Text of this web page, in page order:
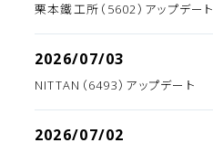
栗本鐵工所（5602）アップデート
2026/07/03
NITTAN（6493）アップデート
2026/07/02